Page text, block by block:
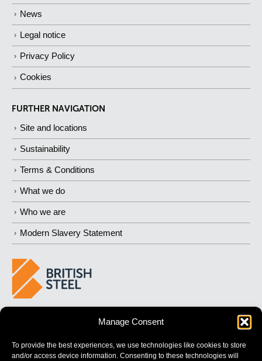
Manage Consent
To provide the best experiences, we use technologies like cookies to store
and/or access device information. Consenting to these technologies will
News
Legal notice
Privacy Policy
Cookies
FURTHER NAVIGATION
Site and locations
Sustainability
Terms & Conditions
What we do
Who we are
Modern Slavery Statement
STRONGER FUTURES